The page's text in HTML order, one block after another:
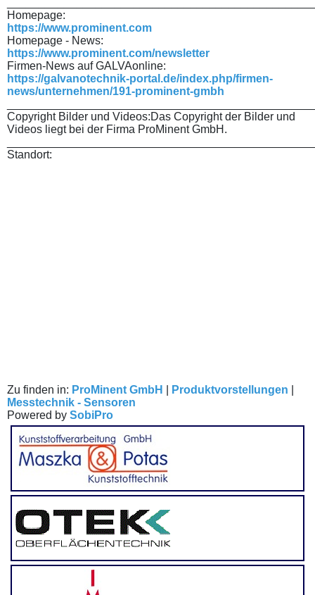
Homepage:
https://www.prominent.com
Homepage - News:
https://www.prominent.com/newsletter
Firmen-News auf GALVAonline:
https://galvanotechnik-portal.de/index.php/firmen-
news/unternehmen/191-prominent-gmbh
Copyright Bilder und Videos:Das Copyright der Bilder und
Videos liegt bei der Firma ProMinent GmbH.
Standort:
Zu finden in: ProMinent GmbH Produktvorstellungen
Messtechnik - Sensoren
Powered by SobiPro